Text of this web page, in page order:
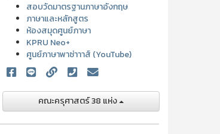
สอบวัดมาตรฐานภาษาอังกฤษ
ภาษาและหลักสูตร
ห้องสมุดศูนย์ภาษา
KPRU Neo+
ศูนย์ภาษาพาซ่าาาส์ (YouTube)
คณะครุศาสตร์ 38 แห่ง